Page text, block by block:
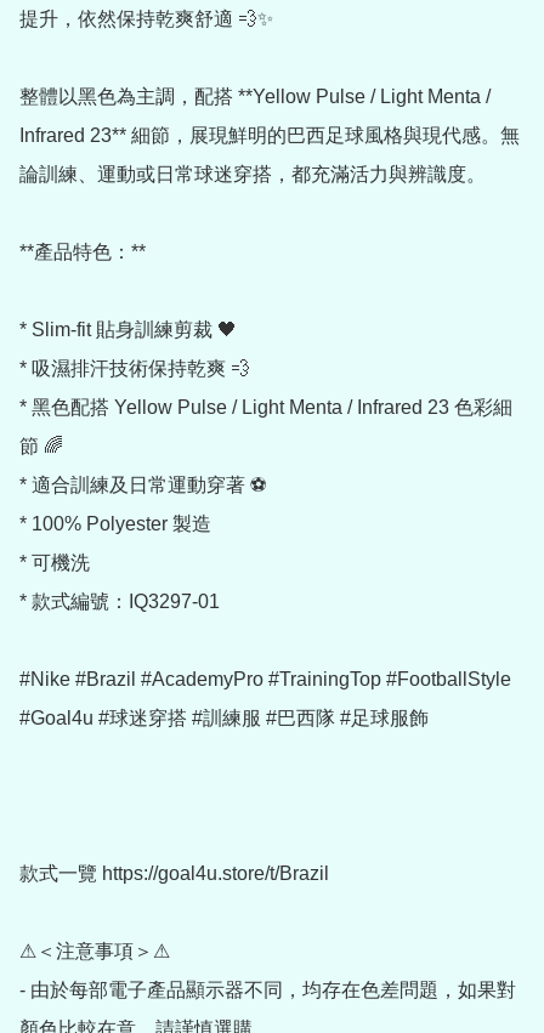
提升，依然保持乾爽舒適 💨✨
整體以黑色為主調，配搭 **Yellow Pulse / Light Menta /
Infrared 23** 細節，展現鮮明的巴西足球風格與現代感。無
論訓練、運動或日常球迷穿搭，都充滿活力與辨識度。
**產品特色：**
* Slim-fit 貼身訓練剪裁 🖤
* 吸濕排汗技術保持乾爽 💨
* 黑色配搭 Yellow Pulse / Light Menta / Infrared 23 色彩細
節 🌈
* 適合訓練及日常運動穿著 ⚽
* 100% Polyester 製造
* 可機洗
* 款式編號：IQ3297-01
#Nike #Brazil #AcademyPro #TrainingTop #FootballStyle
#Goal4u #球迷穿搭 #訓練服 #巴西隊 #足球服飾
款式一覽 https://goal4u.store/t/Brazil
⚠＜注意事項＞⚠
- 由於每部電子產品顯示器不同，均存在色差問題，如果對